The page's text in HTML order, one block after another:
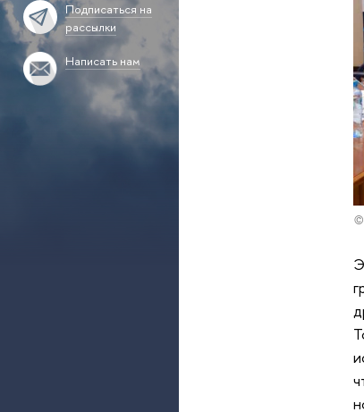
Подписаться на
рассылки
Написать нам
©